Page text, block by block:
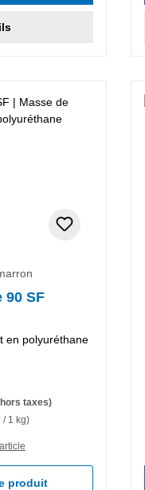
90 SF
en polyuréthane
taxes)
/ 1 kg)
produit